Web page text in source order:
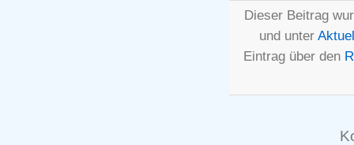
Dieser Beitrag
und unter
Eintrag über den